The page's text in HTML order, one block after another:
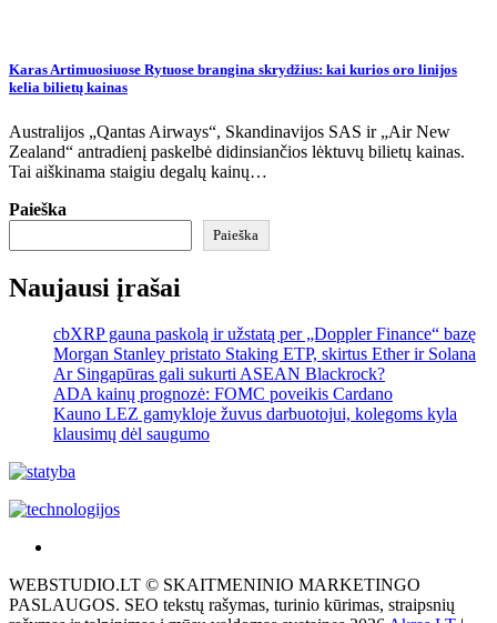
Karas Artimuosiuose Rytuose brangina skrydžius: kai kurios oro linijos
kelia bilietų kainas
Australijos „Qantas Airways“, Skandinavijos SAS ir „Air New
Zealand“ antradienį paskelbė didinsiančios lėktuvų bilietų kainas.
Tai aiškinama staigiu degalų kainų…
Paieška
Paieška
Naujausi įrašai
cbXRP gauna paskolą ir užstatą per „Doppler Finance“ bazę
Morgan Stanley pristato Staking ETP, skirtus Ether ir Solana
Ar Singapūras gali sukurti ASEAN Blackrock?
ADA kainų prognozė: FOMC poveikis Cardano
Kauno LEZ gamykloje žuvus darbuotojui, kolegoms kyla
klausimų dėl saugumo
tai
žemės
WEBSTUDIO.LT © SKAITMENINIO MARKETINGO
PASLAUGOS. SEO tekstų rašymas, turinio kūrimas, straipsnių